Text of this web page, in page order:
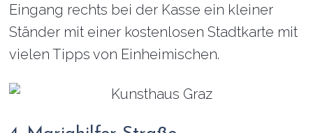
Eingang rechts bei der Kasse ein kleiner
Ständer mit einer kostenlosen Stadtkarte mit
vielen Tipps von Einheimischen.